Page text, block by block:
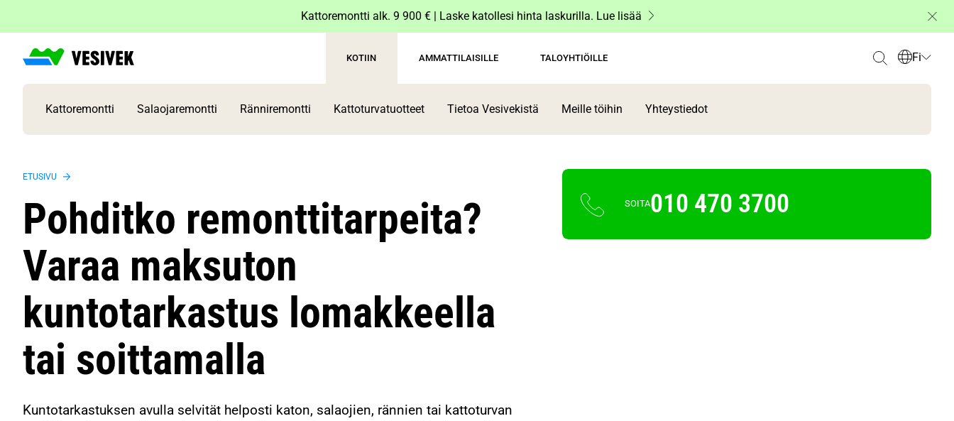
Kattoremontti alk. 9 900 € | Laske katollesi hinta laskurilla. Lue lisää
KOTIIN AMMATTILAISILLE TALOYHTIÖILLE Fi
Kattoremontti Salaojaremontti Ränniremontti Kattoturvatuotteet Tietoa Vesivekistä Meille töihin Yhteystiedot
ETUSIVU
Pohditko remonttitarpeita?
Varaa maksuton
kuntotarkastus lomakkeella
tai soittamalla
Kuntotarkastuksen avulla selvität helposti katon, salaojien, rännien tai kattoturvan
SOITA010 470 3700